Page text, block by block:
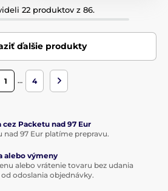
22 produktov z 86.
ďalšie produkty
1 … 4
cez Packetu nad 97 Eur
nad 97 Eur platíme prepravu.
alebo výmeny
alebo vrátenie tovaru bez udania
odoslania objednávky.